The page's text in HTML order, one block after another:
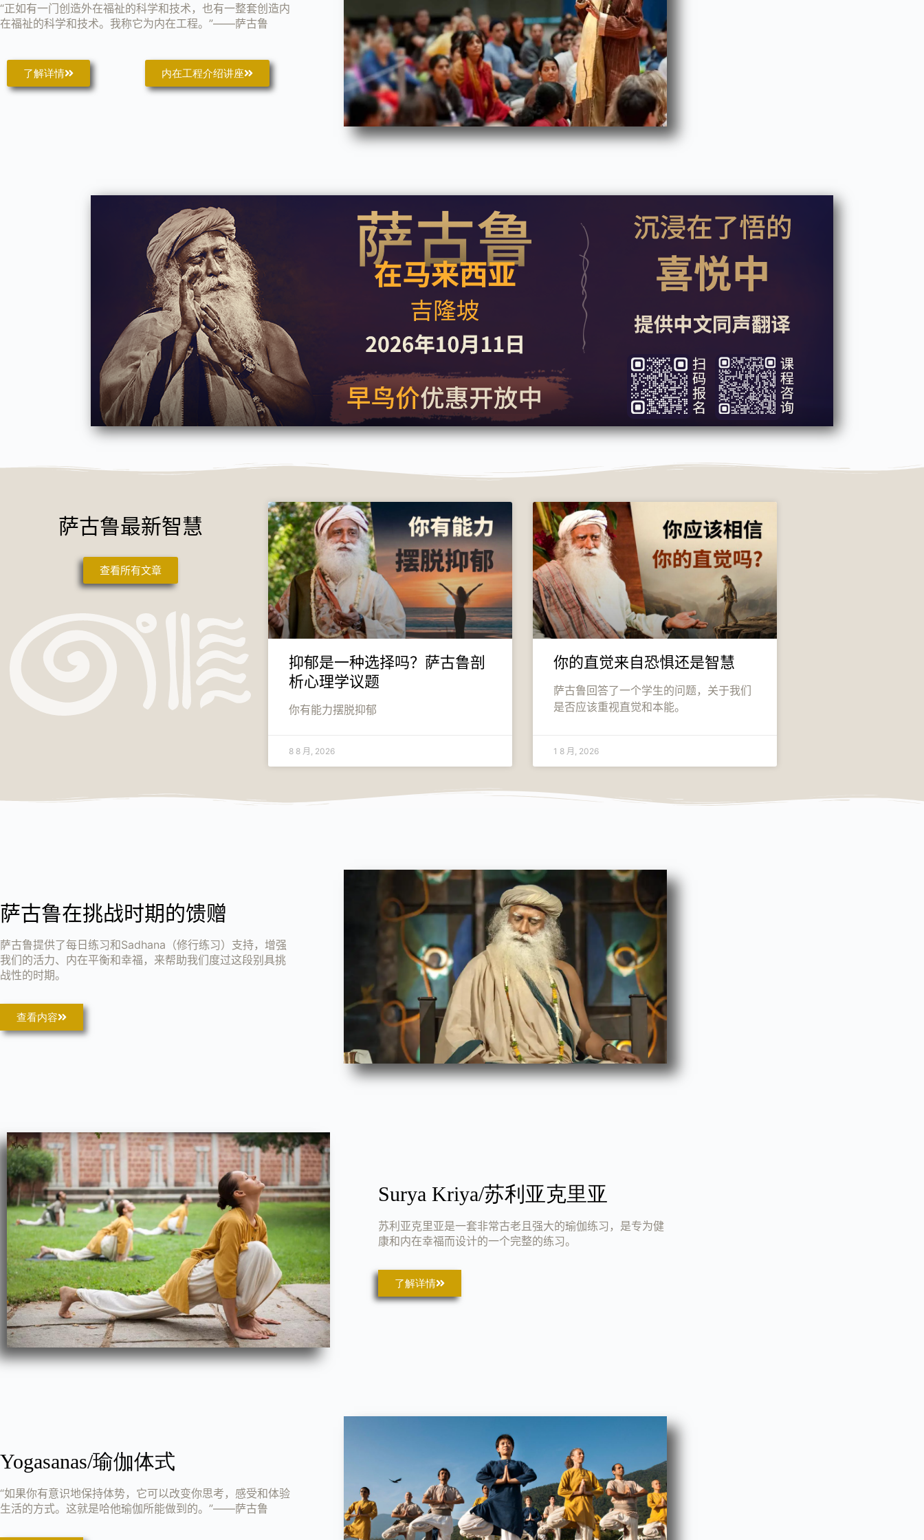
“正如有一门创造外在福祉的科学和技术，也有一整套创造内
在福祉的科学和技术。我称它为内在工程。”——萨古鲁
了解详情 内在工程介绍讲座
萨古鲁最新智慧
查看所有文章
抑郁是一种选择吗？萨古鲁剖
析心理学议题
你有能力摆脱抑郁
8 8 月, 2026
你的直觉来自恐惧还是智慧
萨古鲁回答了一个学生的问题，关于我们
是否应该重视直觉和本能。
1 8 月, 2026
萨古鲁在挑战时期的馈赠​
萨古鲁提供了每日练习和Sadhana（修行练习）支持，增强
我们的活力、内在平衡和幸福，来帮助我们度过这段别具挑
战性的时期。
查看内容
Surya Kriya/苏利亚克里亚
苏利亚克里亚是一套非常古老且强大的瑜伽练习，是专为健
康和内在幸福而设计的一个完整的练习。​
了解详情
Yogasanas/瑜伽体式
“如果你有意识地保持体势，它可以改变你思考，感受和体验
生活的方式。这就是哈他瑜伽所能做到的。”——萨古鲁